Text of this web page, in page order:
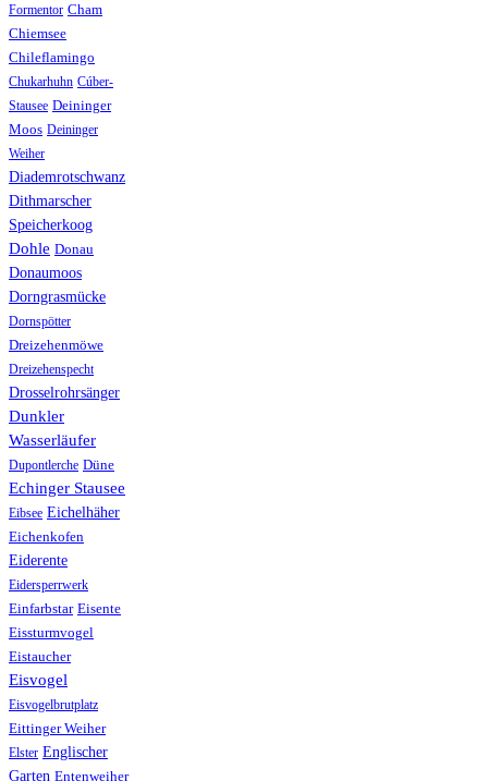
Formentor Cham
Chiemsee
Chileflamingo
Chukarhuhn Cúber-
Stausee Deininger
Moos Deininger
Weiher
Diademrotschwanz
Dithmarscher
Speicherkoog
Dohle Donau
Donaumoos
Dorngrasmücke
Dornspötter
Dreizehenmöwe
Dreizehenspecht
Drosselrohrsänger
Dunkler
Wasserläufer
Dupontlerche Düne
Echinger Stausee
Eibsee Eichelhäher
Eichenkofen
Eiderente
Eidersperrwerk
Einfarbstar Eisente
Eissturmvogel
Eistaucher
Eisvogel
Eisvogelbrutplatz
Eittinger Weiher
Elster Englischer
Garten Entenweiher